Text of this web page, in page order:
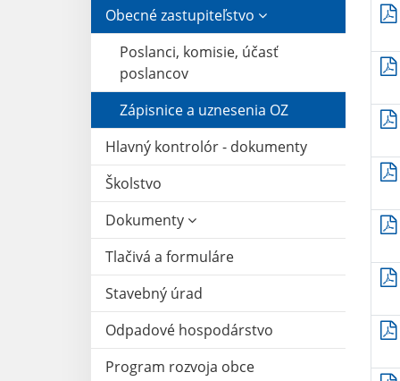
Obecné zastupiteľstvo
Poslanci, komisie, účasť
poslancov
Zápisnice a uznesenia OZ
Hlavný kontrolór - dokumenty
Školstvo
Dokumenty
Tlačivá a formuláre
Stavebný úrad
Odpadové hospodárstvo
Program rozvoja obce